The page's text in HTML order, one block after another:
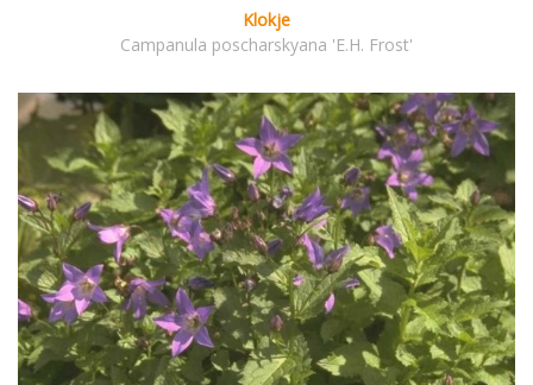
Klokje
Campanula poscharskyana 'E.H. Frost'